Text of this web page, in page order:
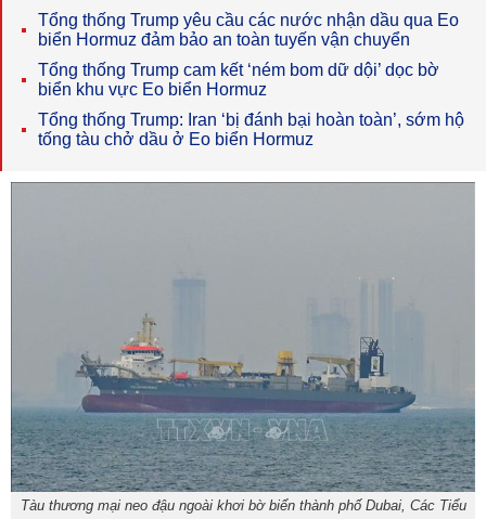
Tổng thống Trump yêu cầu các nước nhận dầu qua Eo
biển Hormuz đảm bảo an toàn tuyến vận chuyển
Tổng thống Trump cam kết ‘ném bom dữ dội’ dọc bờ
biển khu vực Eo biển Hormuz
Tổng thống Trump: Iran ‘bị đánh bại hoàn toàn’, sớm hộ
tống tàu chở dầu ở Eo biển Hormuz
Tàu thương mại neo đậu ngoài khơi bờ biển thành phố Dubai, Các Tiểu